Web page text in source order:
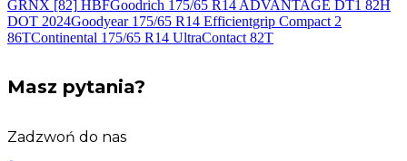
GRNX [82] HBFGoodrich 175/65 R14 ADVANTAGE DT1 82H
DOT 2024Goodyear 175/65 R14 Efficientgrip Compact 2
86TContinental 175/65 R14 UltraContact 82T
Masz pytania?
Zadzwoń do nas